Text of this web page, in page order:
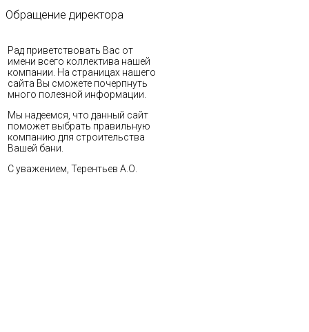
Обращение директора
Рад приветствовать Вас от
имени всего коллектива нашей
компании. На страницах нашего
сайта Вы сможете почерпнуть
много полезной информации.
Мы надеемся, что данный сайт
поможет выбрать правильную
компанию для строительства
Вашей бани.
С уважением, Терентьев А.О.